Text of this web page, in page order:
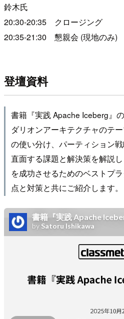
鈴木氏
20:30-20:35 クロージング
20:35-21:30 懇親会 (現地のみ)
登壇資料
書籍『実践 Apache Iceberg』
ダリオンアーキテクチャのテ
の使い分け、パーティション
直面する課題と解決策を解説
を成功させるためのベストプ
点と対策と共にご紹介します。